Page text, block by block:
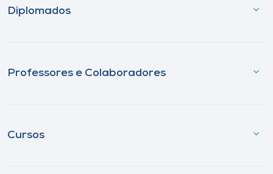
Diplomados
Professores e Colaboradores
Cursos